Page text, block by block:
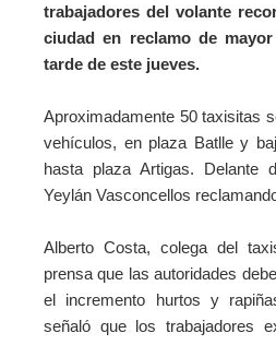
trabajadores del volante
ciudad en reclamo de
tarde de este jueves.
Aproximadamente 50 taxisitas
vehículos, en plaza Batlle y
hasta plaza Artigas. Delante
Yeylán Vasconcellos
Alberto Costa, colega del
prensa que las autoridades
el incremento hurtos y
señaló que los trabajadores